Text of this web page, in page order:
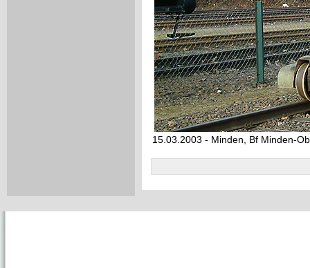
15.03.2003 - Minden, Bf Minden-